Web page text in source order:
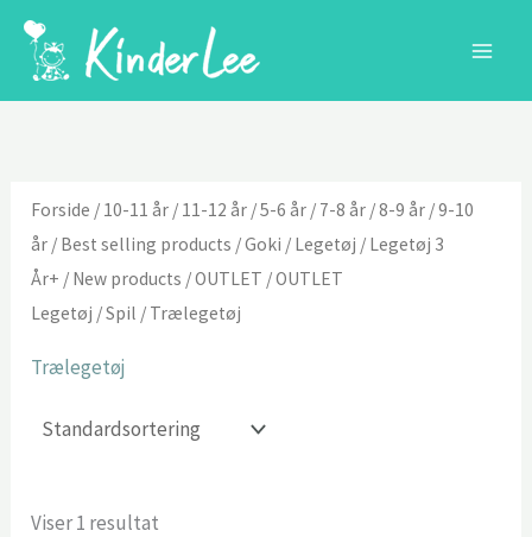
Forside / 10-11 år / 11-12 år /5-6 år / 7-8 år /8-9 år /9-10
år / Best selling products /Goki / Legetøj / Legetøj 3
År+ / New products /OUTLET /OUTLET
Legetøj /Spil / Trælegetøj
Trælegetøj
Viser 1 resultat